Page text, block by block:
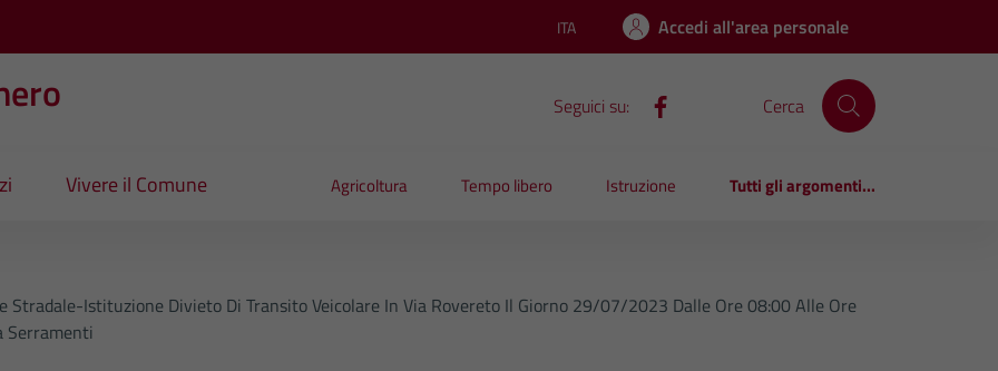
Lingua attiva:
ITA Accedi all'area personale
Seguici su: Cerca
Vivere il Comune Agricoltura Tempo libero Istruzione Tutti gli argomenti...
Stradale-Istituzione Divieto Di Transito Veicolare In Via Rovereto Il Giorno 29/07/2023 Dalle Ore 08:00 Alle Ore
Serramenti